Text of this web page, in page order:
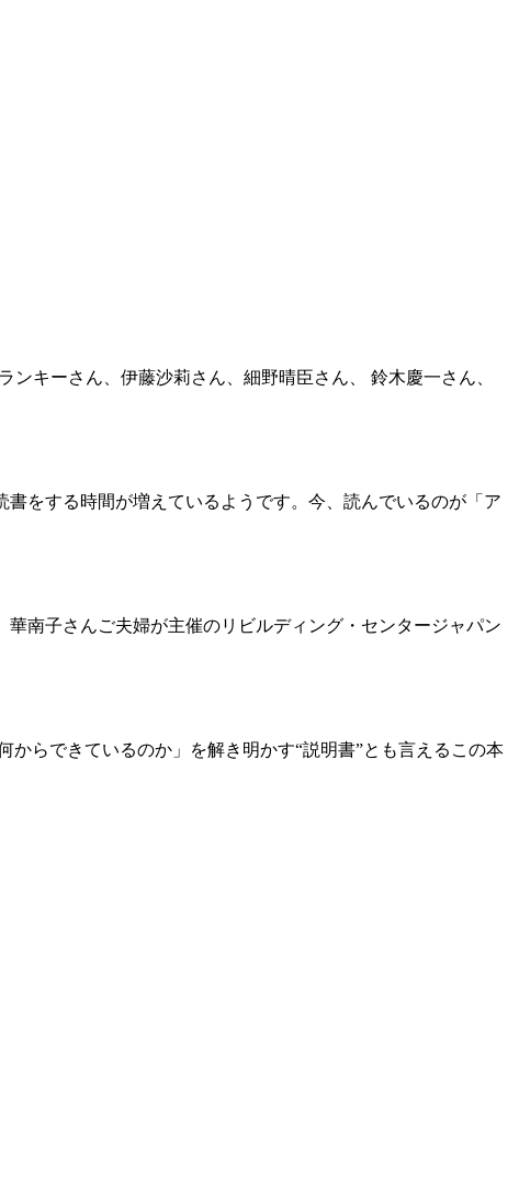
キーさん、伊藤沙莉さん、細野晴臣さん、 鈴木慶一さん、
をする時間が増えているようです。今、読んでいるのが「ア
南子さんご夫婦が主催のリビルディング・センタージャパン
らできているのか」を解き明かす“説明書”とも言えるこの本